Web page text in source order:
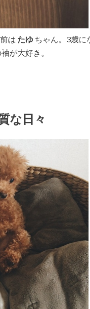
は たゆ ちゃん。3歳に
が大好き。
な日々